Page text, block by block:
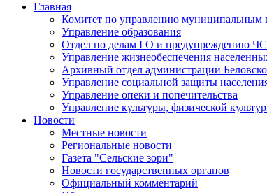
Главная
Комитет по управлению муниципальным
Управление образования
Отдел по делам ГО и предупреждению
Управление жизнеобеспечения
Архивный отдел администрации
Управление социальной защиты
Управление опеки и попечительства
Управление культуры, физической
Новости
Местные новости
Региональные новости
Газета "Сельские зори"
Новости государственных органов
Официальный комментарий